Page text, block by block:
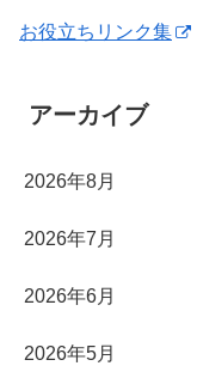
お役立ちリンク集
アーカイブ
2026年8月
2026年7月
2026年6月
2026年5月